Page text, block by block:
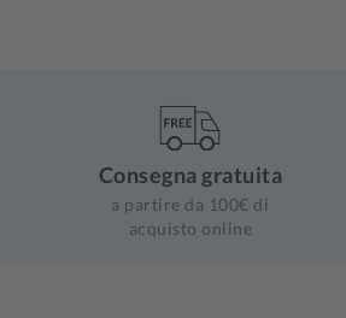
Consegna gratuita
a partire da 100€ di
acquisto online